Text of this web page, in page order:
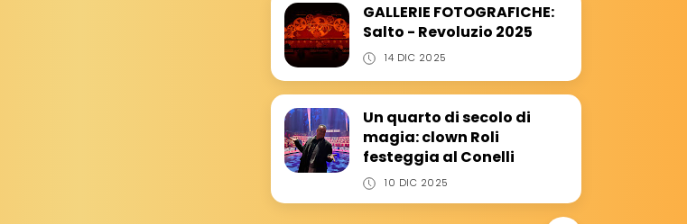
GALLERIE FOTOGRAFICHE:
Salto - Revoluzio 2025
14 DIC 2025
Un quarto di secolo di
magia: clown Roli
festeggia al Conelli
10 DIC 2025